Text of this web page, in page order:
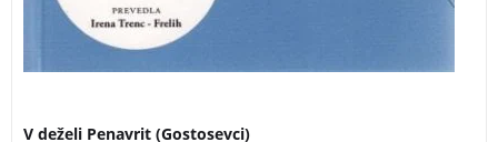
V deželi Penavrit (Gostosevci)